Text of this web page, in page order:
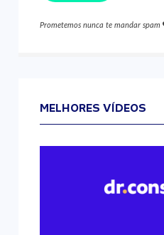
Prometemos nunca te mandar spam
MELHORES VÍDEOS